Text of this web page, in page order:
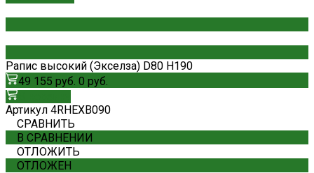
Рапис высокий (Экселза) D80 H190
49 155 руб. 0 руб.
Артикул 4RHEXB090
СРАВНИТЬ
В СРАВНЕНИИ
ОТЛОЖИТЬ
ОТЛОЖЕН